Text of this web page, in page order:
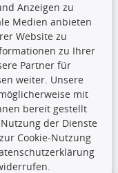
Daten,
gesamte Datenbank,
werden. Es ist zu
Datenbank ohne
zu
Dritte ausführen
Anzeigen zu
Medien anbieten
Website zu
zu Ihrer
Partner für
weiter. Unsere
mit
bereit gestellt
der Dienste
Cookie-Nutzung